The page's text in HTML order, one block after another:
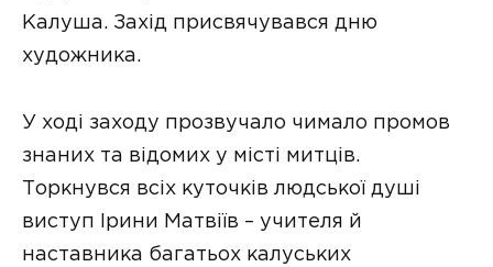
Калуша. Захід присвячувався дню
художника.
У ході заходу прозвучало чимало промов
знаних та відомих у місті митців.
Торкнувся всіх куточків людської душі
виступ Ірини Матвіїв – учителя й
наставника багатьох калуських